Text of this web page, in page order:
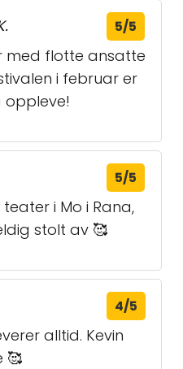
5/5
med flotte ansatte
i februar er
5/5
i Mo i Rana,
stolt av 🥰
4/5
alltid. Kevin
🥰